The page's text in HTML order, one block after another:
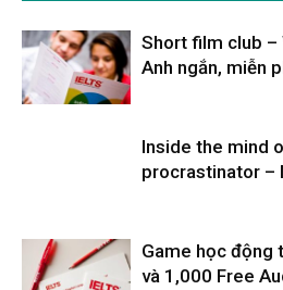
Short film club
Anh ngắn, miễn
Inside the mind
procrastinator –
Game học động
và 1,000 Free